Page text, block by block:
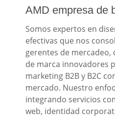
AMD empresa de
Somos expertos en
efectivas que nos
gerentes de
de marca innovadores
marketing B2B y B2C
mercado. Nuestro
integrando servicios
web, identidad